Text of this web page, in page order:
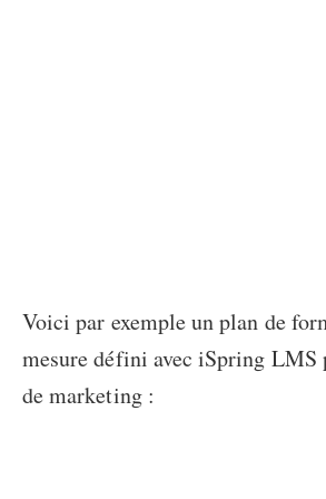
Voici par exemple un plan de
mesure défini avec iSpring LMS
de marketing :